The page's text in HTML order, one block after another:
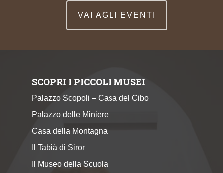
VAI AGLI EVENTI
SCOPRI I PICCOLI MUSEI
Palazzo Scopoli – Casa del Cibo
Palazzo delle Miniere
Casa della Montagna
Il Tabià di Siror
Il Museo della Scuola